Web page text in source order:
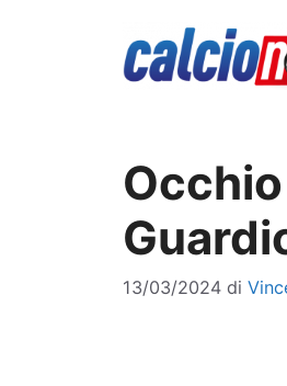
13/03/2024 di